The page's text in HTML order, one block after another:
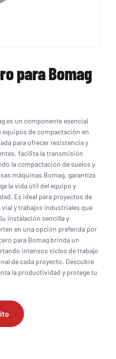
para Bomag
es un componente esencial
equipos de compactación en
para ofrecer resistencia y
facilita la transmisión
la compactación de suelos y
máquinas Bomag, garantiza
la vida útil del equipo y
Es ideal para proyectos de
y trabajos industriales que
instalación sencilla y
en una opción preferida por
para Bomag brinda un
intensos ciclos de trabajo
de cada proyecto. Descubre
la productividad y protege tu